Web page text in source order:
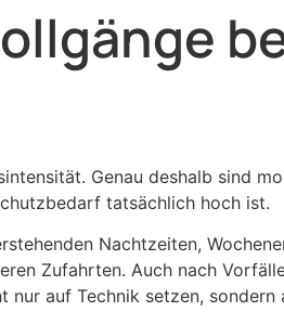
Genau deshalb sind
tatsächlich hoch ist.
Nachtzeiten,
Zufahrten. Auch nach
auf Technik setzen, sondern